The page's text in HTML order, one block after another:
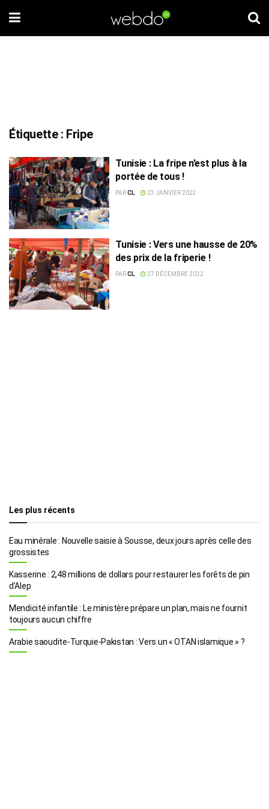
Étiquette : Fripe
Tunisie : La fripe n’est plus à la
portée de tous !
PARCL 23 JANVIER 2023
Tunisie : Vers une hausse de 20%
des prix de la friperie !
PARCL 27 DÉCEMBRE 2022
Les plus récents
Eau minérale : Nouvelle saisie à Sousse, deux jours après celle des
grossistes
Kasserine : 2,48 millions de dollars pour restaurer les forêts de pin
d’Alep
Mendicité infantile : Le ministère prépare un plan, mais ne fournit
toujours aucun chiffre
Arabie saoudite-Turquie-Pakistan : Vers un « OTAN islamique » ?